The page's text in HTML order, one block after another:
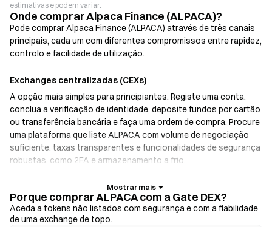
estimativas e podem variar.
Onde comprar Alpaca Finance (ALPACA)?
Pode comprar Alpaca Finance (ALPACA) através de três canais
principais, cada um com diferentes compromissos entre rapidez,
controlo e facilidade de utilização.
Exchanges centralizadas (CEXs)
A opção mais simples para principiantes. Registe uma conta,
conclua a verificação de identidade, deposite fundos por cartão
ou transferência bancária e faça uma ordem de compra. Procure
uma plataforma que liste ALPACA com volume de negociação
suficiente, taxas transparentes e funcionalidades de segurança
robustas, como 2FA e armazenamento a frio.
Carteiras de criptomoedas
Para utilizadores que dão prioridade à autocustódia. As
carteiras não custodiais permitem-lhe guardar as suas próprias
Porque comprar ALPACA com a Gate DEX?
Aceda a tokens não listados com segurança e com a fiabilidade
de uma exchange de topo.